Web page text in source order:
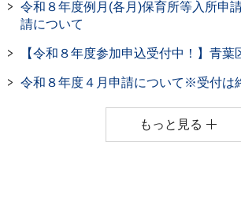
令和８年度例月(各月)保育所等入所申
請について
【令和８年度参加申込受付中！】青葉
令和８年度４月申請について※受付は
もっと見る